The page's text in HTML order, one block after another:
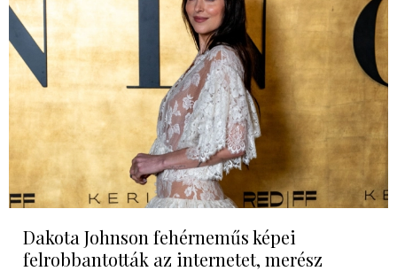
Dakota Johnson fehérneműs képei
felrobbantották az internetet, merész